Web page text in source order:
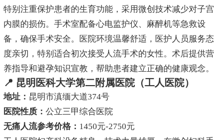
特别注重保护患者的生育功能，采用微创技术减少对子宫
内膜的损伤。手术室配备心电监护仪、麻醉机等急救设
备，确保手术安全。医院环境温馨舒适，医护人员服务态
度亲切，特别适合初次接受人流手术的女性。术后提供营
养指导和避孕知识宣教，帮助患者建立正确的健康观念。
📍 昆明医科大学第二附属医院（工人医院）
地址： 昆明市滇缅大道374号
医院性质： 公立三甲综合医院
无痛人流参考价格： 1450元-2750元